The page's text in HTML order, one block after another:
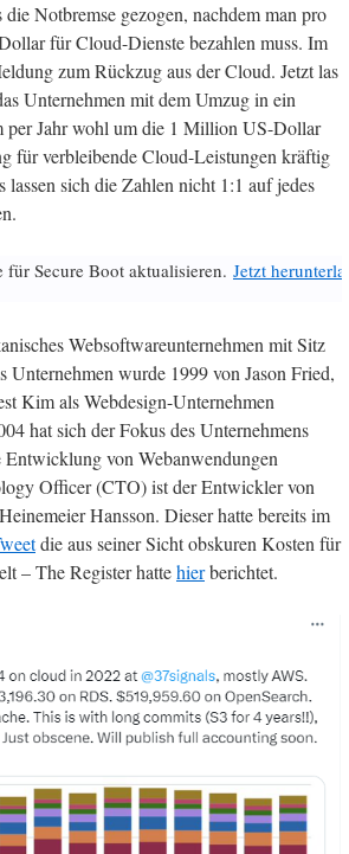
Notbremse gezogen, nachdem man pro
für Cloud-Dienste bezahlen muss. Im
zum Rückzug aus der Cloud. Jetzt las
Unternehmen mit dem Umzug in ein
per Jahr wohl um die 1 Million US-Dollar
für verbleibende Cloud-Leistungen kräftig
lassen sich die Zahlen nicht 1:1 auf jedes
Secure Boot aktualisieren. Jetzt
Websoftwareunternehmen mit Sitz
wurde 1999 von Jason Fried,
Kim als Webdesign-Unternehmen
hat sich der Fokus des Unternehmens
Entwicklung von Webanwendungen
Officer (CTO) ist der Entwickler von
Hansson. Dieser hatte bereits im
die aus seiner Sicht obskuren Kosten für
– The Register hattehierberichtet.